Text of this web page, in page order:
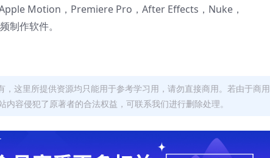
Motion，Premiere Pro，After Effects，Nuke，
制作软件。
这里所提供资源均只能用于参考学习用，请勿直接商用。若由于商用
容侵犯了原著者的合法权益，可联系我们进行删除处理。